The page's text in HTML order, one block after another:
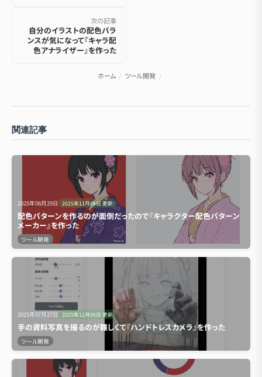
次の記事
自分のイラストの配色バラ
ンスが気になって『キャラ配
色アナライザー』を作った
ホーム / ツール開発 /
関連記事
2025年08月29日 2025年11月06日更新
配色パターンを作るのが面倒だったので『キャラクター配色パターン
メーカー』を作った
ツール開発
2025年07月27日 2025年11月06日 更新
手の資料写真を撮るのが難しくて『ハンドトレスカメラ』を作った
ツール開発